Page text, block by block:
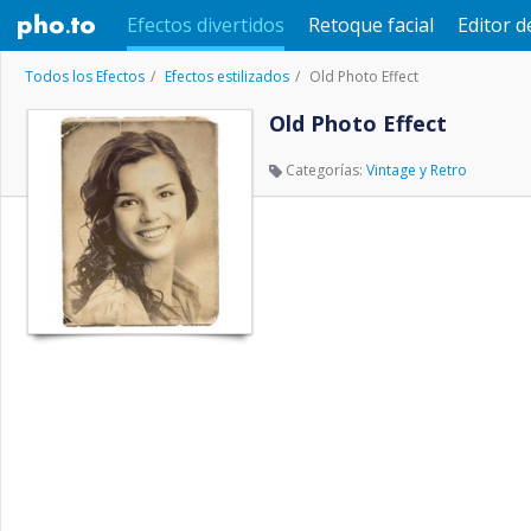
Efectos divertidos Retoque facial Editor
Todos los Efectos Efectos estilizados Old Photo Effect
Old Photo Effect
Categorías: Vintage y Retro